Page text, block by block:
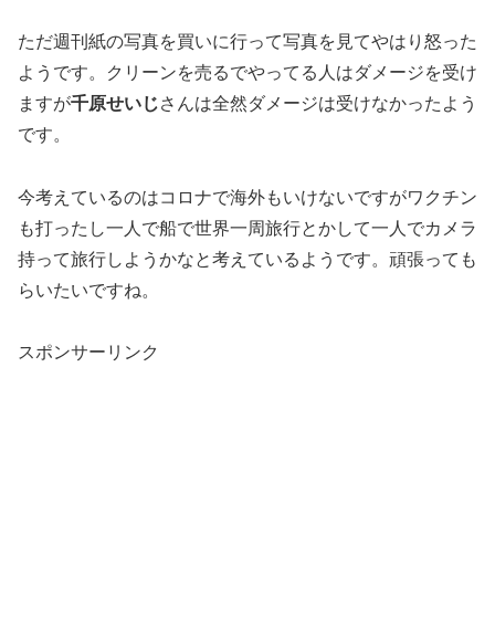
ただ週刊紙の写真を買いに行って写真を見てやはり怒った
ようです。クリーンを売るでやってる人はダメージを受け
ますが千原せいじさんは全然ダメージは受けなかったよう
です。
今考えているのはコロナで海外もいけないですがワクチン
も打ったし一人で船で世界一周旅行とかして一人でカメラ
持って旅行しようかなと考えているようです。頑張っても
らいたいですね。
スポンサーリンク